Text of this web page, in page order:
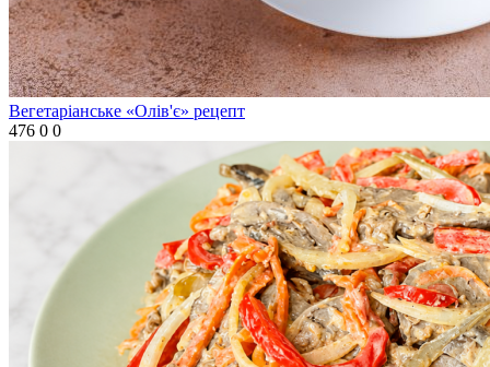
Вегетаріанське «Олів'є» рецепт
476 0 0